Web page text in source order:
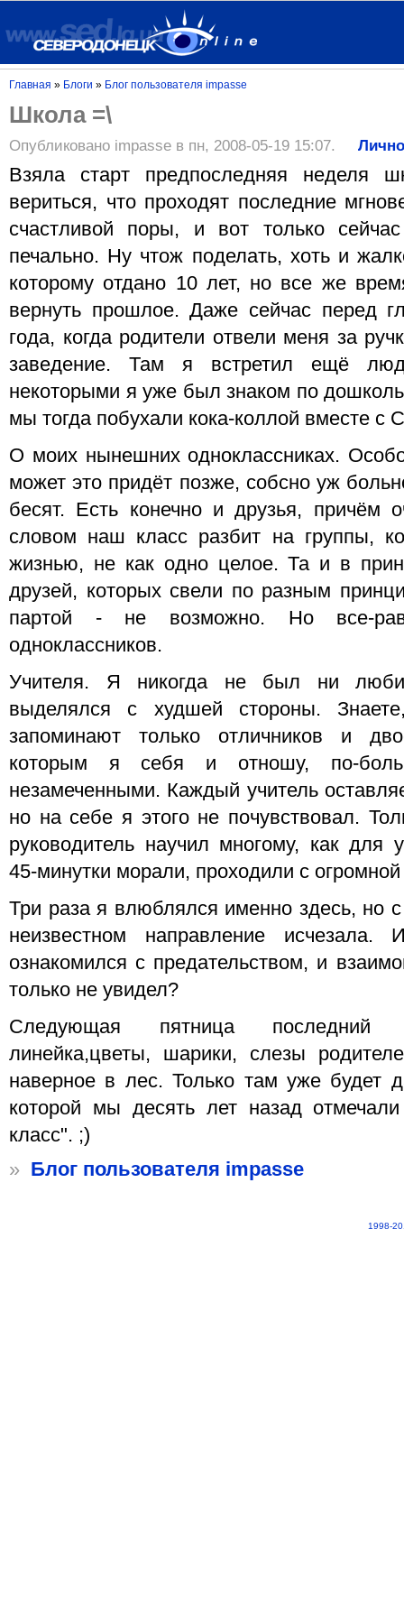
Главная » Блоги » Блог пользователя impasse
Школа =\
Опубликовано impasse в пн, 2008-05-19 15:07.
Взяла старт предпоследняя неделя
вериться, что проходят последние
счастливой поры, и вот только
печально. Ну чтож поделать, хоть и
которому отдано 10 лет, но все же
вернуть прошлое. Даже сейчас перед
года, когда родители отвели меня за
заведение. Там я встретил ещё
некоторыми я уже был знаком по
мы тогда побухали кока-коллой вместе с
О моих нынешних одноклассниках.
может это придёт позже, собсно уж
бесят. Есть конечно и друзья, причём
словом наш класс разбит на группы,
жизнью, не как одно целое. Та и в
друзей, которых свели по разным
партой - не возможно. Но все-
одноклассников.
Учителя. Я никогда не был ни
выделялся с худшей стороны.
запоминают только отличников и
которым я себя и отношу, по-
незамеченными. Каждый учитель
но на себе я этого не почувствовал.
руководитель научил многому, как для
45-минутки морали, проходили с
Три раза я влюблялся именно здесь, но
неизвестном направление исчезала.
ознакомился с предательством, и
только не увидел?
Следующая пятница последний
линейка,цветы, шарики, слезы
наверное в лес. Только там уже будет
которой мы десять лет назад
класс". ;)
» Блог пользователя impasse
1998-